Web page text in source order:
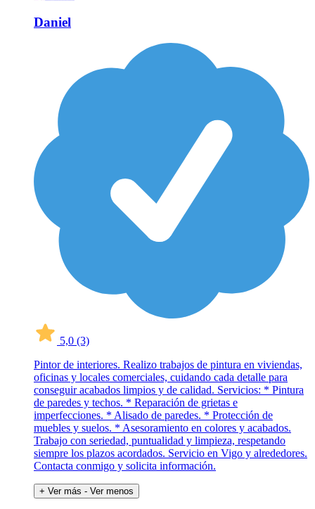
Daniel
5,0 (3)
Pintor de interiores. Realizo trabajos de pintura en viviendas,
oficinas y locales comerciales, cuidando cada detalle para
conseguir acabados limpios y de calidad. Servicios: * Pintura
de paredes y techos. * Reparación de grietas e
imperfecciones. * Alisado de paredes. * Protección de
muebles y suelos. * Asesoramiento en colores y acabados.
Trabajo con seriedad, puntualidad y limpieza, respetando
siempre los plazos acordados. Servicio en Vigo y alrededores.
Contacta conmigo y solicita información.
+ Ver más - Ver menos